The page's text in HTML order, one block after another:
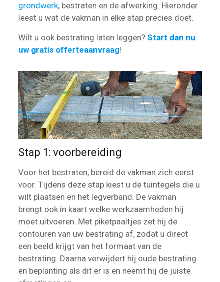
grondwerk, bestraten en de afwerking. Hieronder
leest u wat de vakman in elke stap precies doet.
Wilt u ook bestrating laten leggen? Start dan nu
uw gratis offerteaanvraag!
Stap 1: voorbereiding
Voor het bestraten, bereid de vakman zich eerst
voor. Tijdens deze stap kiest u de tuintegels die u
wilt plaatsen en het legverband. De vakman
brengt ook in kaart welke werkzaamheden hij
moet uitvoeren. Met piketpaaltjes zet hij de
contouren van uw bestrating af, zodat u direct
een beeld krijgt van het formaat van de
bestrating. Daarna verwijdert hij oude bestrating
en beplanting als dit er is en neemt hij de juiste